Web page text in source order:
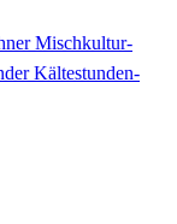
Mischkultur-
Kältestunden-